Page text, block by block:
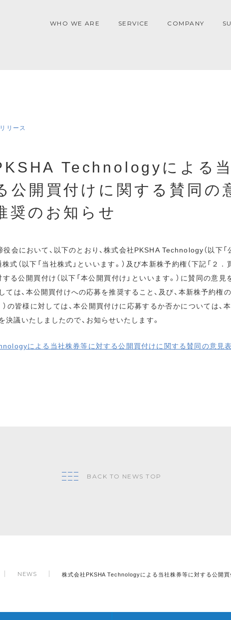
WHO WE ARE SERVICE COMPANY
リース
Technologyによる
公開買付けに関する賛同の
奨のお知らせ
会において、以下のとおり、株式会社PKSHA Technology（以下「
式（以下「当社株式」といいます。）及び本新株予約権（下記「２
る公開買付け（以下「本公開買付け」といいます。）に賛同の意見
は、本公開買付けへの応募を推奨すること、及び、本新株予約権の
）の皆様に対しては、本公開買付けに応募するか否かについては、
議いたしましたので、お知らせいたします。
による当社株券等に対する公開買付けに関する賛同の意見
BACK TO NEWS TOP
NEWS 株式会社PKSHA Technologyによる当社株券等に対する公開